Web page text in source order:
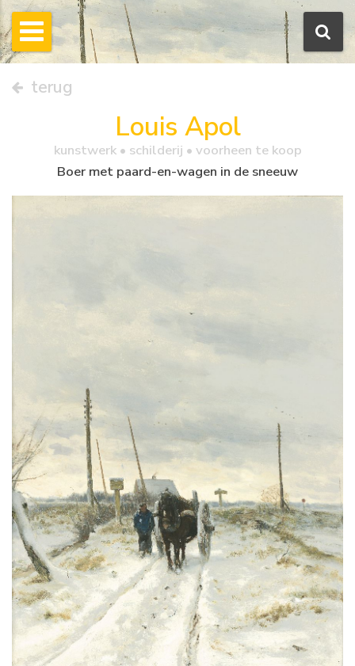
terug
Louis Apol
kunstwerk • schilderij • voorheen te koop
Boer met paard-en-wagen in de sneeuw